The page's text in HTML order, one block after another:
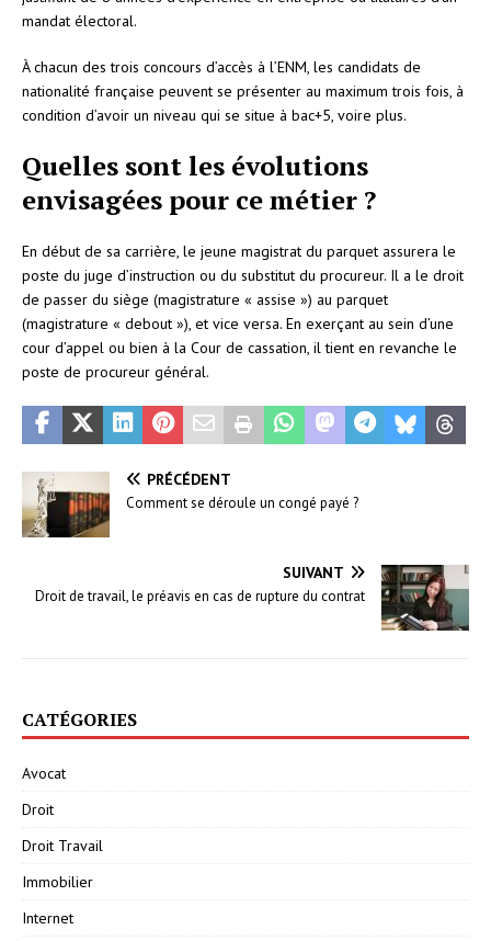
mandat électoral.
À chacun des trois concours d’accès à l’ENM, les candidats de
nationalité française peuvent se présenter au maximum trois fois, à
condition d’avoir un niveau qui se situe à bac+5, voire plus.
Quelles sont les évolutions
envisagées pour ce métier ?
En début de sa carrière, le jeune magistrat du parquet assurera le
poste du juge d’instruction ou du substitut du procureur. Il a le droit
de passer du siège (magistrature « assise ») au parquet
(magistrature « debout »), et vice versa. En exerçant au sein d’une
cour d’appel ou bien à la Cour de cassation, il tient en revanche le
poste de procureur général.
PRÉCÉDENT
Comment se déroule un congé payé ?
SUIVANT
Droit de travail, le préavis en cas de rupture du contrat
CATÉGORIES
Avocat
Droit
Droit Travail
Immobilier
Internet